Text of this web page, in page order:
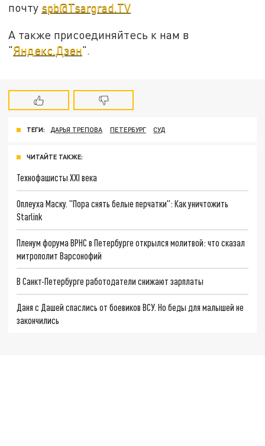
почту spb@Tsargrad.TV
А также присоединяйтесь к нам в
"Яндекс.Дзен".
ТЕГИ: ДАРЬЯ ТРЕПОВА ПЕТЕРБУРГ СУД
ЧИТАЙТЕ ТАКЖЕ:
Технофашисты XXI века
Оплеуха Маску. "Пора снять белые перчатки": Как уничтожить
Starlink
Пленум форума ВРНС в Петербурге открылся молитвой: что сказал
митрополит Варсонофий
В Санкт-Петербурге работодатели снижают зарплаты
Даня с Дашей спаслись от боевиков ВСУ. Но беды для малышей не
закончились